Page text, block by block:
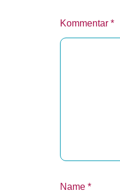
Kommentar *
Name *